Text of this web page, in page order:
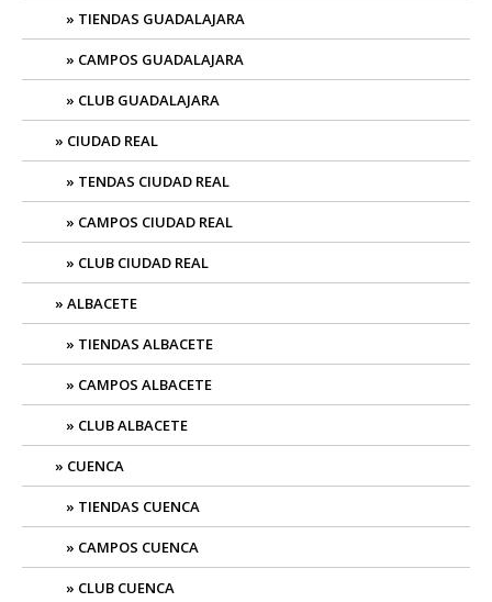
TIENDAS GUADALAJARA
CAMPOS GUADALAJARA
CLUB GUADALAJARA
CIUDAD REAL
TENDAS CIUDAD REAL
CAMPOS CIUDAD REAL
CLUB CIUDAD REAL
ALBACETE
TIENDAS ALBACETE
CAMPOS ALBACETE
CLUB ALBACETE
CUENCA
TIENDAS CUENCA
CAMPOS CUENCA
CLUB CUENCA